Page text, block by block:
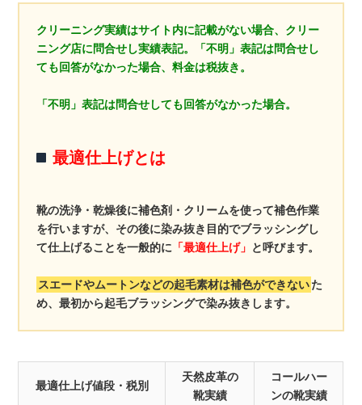
クリーニング実績はサイト内に記載がない場合、クリー
ニング店に問合せし実績表記。「不明」表記は問合せし
ても回答がなかった場合、料金は税抜き。
「不明」表記は問合せしても回答がなかった場合。
最適仕上げとは
靴の洗浄・乾燥後に補色剤・クリームを使って補色作業
を行いますが、その後に染み抜き目的でブラッシングし
て仕上げることを一般的に 「最適仕上げ」 と呼びます。
スエードやムートンなどの起毛素材は補色ができないた
め、最初から起毛ブラッシングで染み抜きします。
最適仕上げ値段・税別
天然皮革の
靴実績
コールハー
ンの靴実績